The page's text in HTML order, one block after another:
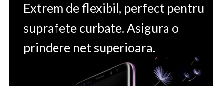
Extrem de flexibil, perfect pentru
suprafete curbate. Asigura o
prindere net superioara.